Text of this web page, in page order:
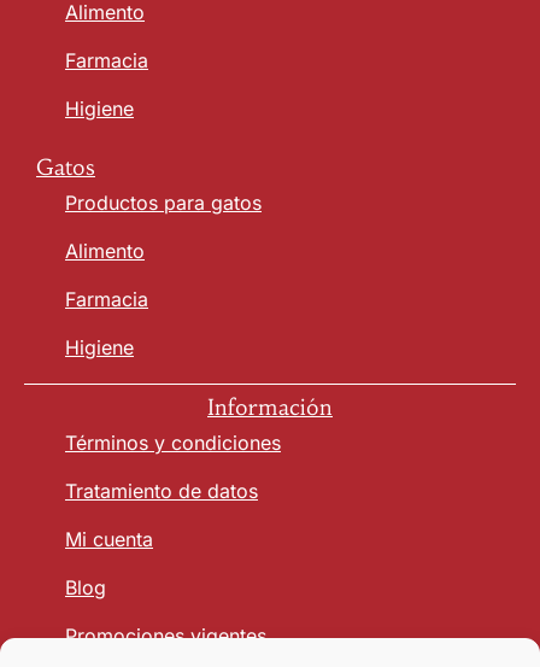
Alimento
Farmacia
Higiene
Gatos
Productos para gatos
Alimento
Farmacia
Higiene
Información
Términos y condiciones
Tratamiento de datos
Mi cuenta
Blog
Promociones vigentes